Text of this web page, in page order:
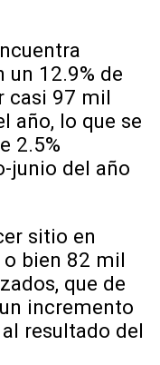
un 12.9% de
casi 97 mil
año, lo que se
2.5%
junio del año
sitio en
bien 82 mil
que de
incremento
resultado del